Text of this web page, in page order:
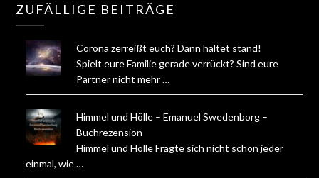
ZUFÄLLIGE BEITRÄGE
Corona zerreißt euch? Dann haltet stand!
Spielt eure Familie gerade verrückt? Sind eure
Partner nicht mehr …
Himmel und Hölle – Emanuel Swedenborg –
Buchrezension
Himmel und Hölle Fragte sich nicht schon jeder
einmal, wie …